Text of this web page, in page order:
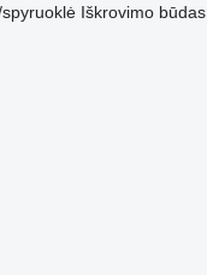
Iškrovimo būdas